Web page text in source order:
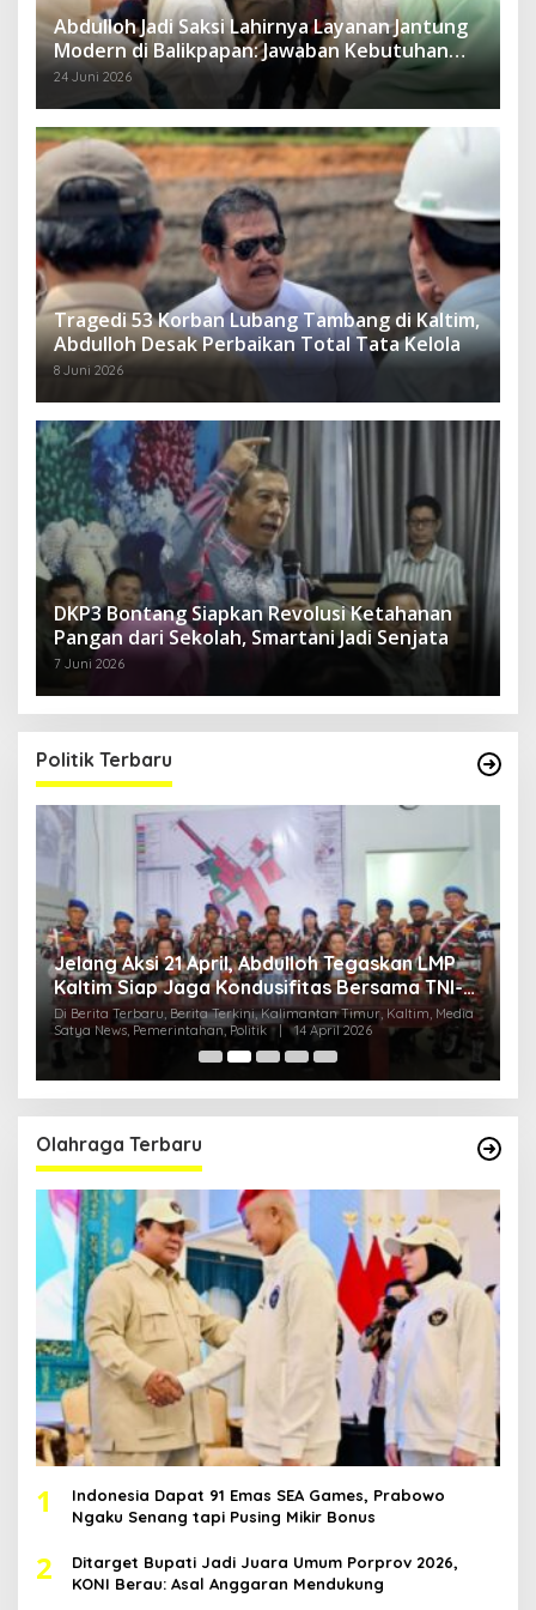
Abdulloh Jadi Saksi Lahirnya Layanan Jantung
Modern di Balikpapan: Jawaban Kebutuhan
Rakyat
24 Juni 2026
Tragedi 53 Korban Lubang Tambang di Kaltim,
Abdulloh Desak Perbaikan Total Tata Kelola
8 Juni 2026
DKP3 Bontang Siapkan Revolusi Ketahanan
Pangan dari Sekolah, Smartani Jadi Senjata
7 Juni 2026
Politik Terbaru
Jelang Aksi 21 April, Abdulloh Tegaskan LMP
Kaltim Siap Jaga Kondusifitas Bersama TNI-
Polri
Di Berita Terbaru, Berita Terkini, Kalimantan Timur, Kaltim, Media
Satya News, Pemerintahan, Politik
14 April 2026
Olahraga Terbaru
1
Indonesia Dapat 91 Emas SEA Games, Prabowo
Ngaku Senang tapi Pusing Mikir Bonus
2
Ditarget Bupati Jadi Juara Umum Porprov 2026,
KONI Berau: Asal Anggaran Mendukung